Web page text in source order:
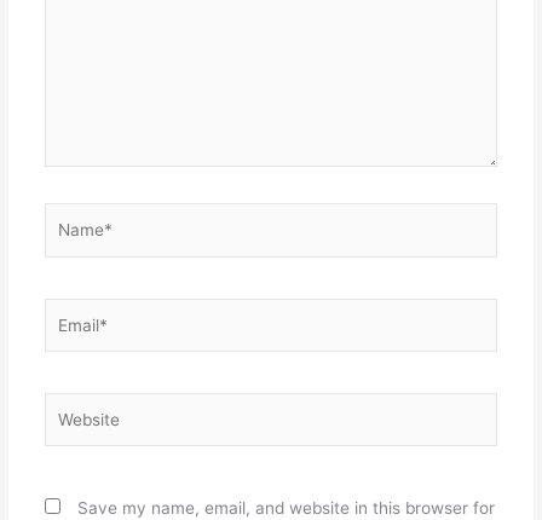
Save my name, email, and website in this browser for